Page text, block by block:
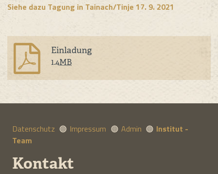
Siehe dazu Tagung in Tainach/Tinje 17. 9. 2021
Einladung
1.4MB
Datenschutz Impressum Admin
Institut -
Team
Kontakt